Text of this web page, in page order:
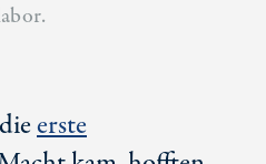
erste